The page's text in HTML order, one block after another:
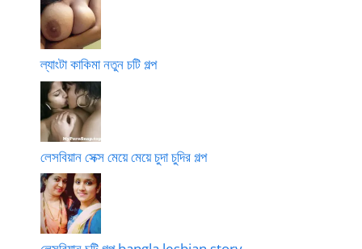
ল্যাংটা কাকিমা নতুন চটি গল্প
লেসবিয়ান সেক্স মেয়ে মেয়ে চুদা চুদির গল্প